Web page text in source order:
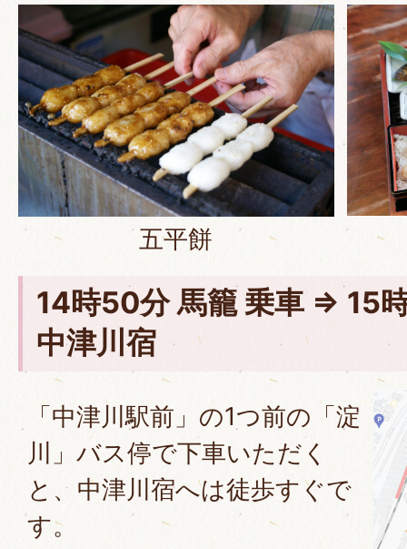
五平餅
14時50分 馬籠 乗車 ⇒ 15
中津川宿
「中津川駅前」の1つ前の「淀
川」バス停で下車いただく
と、中津川宿へは徒歩すぐで
す。